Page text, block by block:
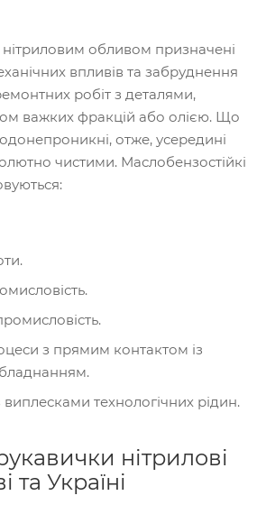
обливом призначені
впливів та забруднення
робіт з деталями,
важких фракцій або олією. Що
отже, усередині
чистими. Маслобензостійкі
з прямим контактом із
виплесками технологічних рідин.
нітрилові
та Україні